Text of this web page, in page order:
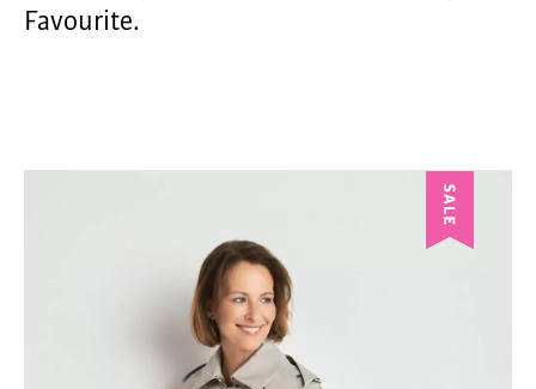
Favourite.